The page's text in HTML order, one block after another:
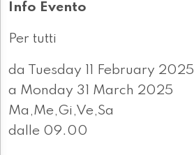
Info Evento
Per tutti
da Tuesday 11 February 2025
a Monday 31 March 2025
Ma,Me,Gi,Ve,Sa
dalle 09.00